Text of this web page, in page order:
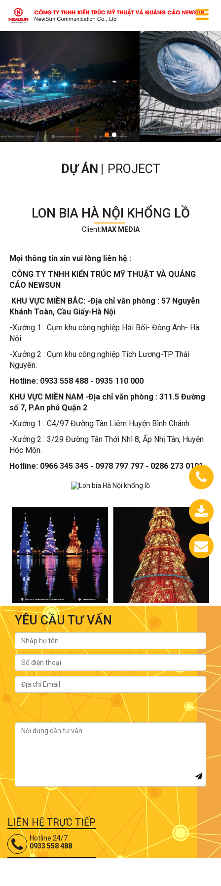
DỰ ÁN PROJECT
LON BIA HÀ NỘI KHỔNG LỒ
Client: MAX MEDIA
Mọi thông tin xin vui lòng liên hệ :
CÔNG TY TNHH KIẾN TRÚC MỸ THUẬT VÀ QUẢNG
CÁO NEWSUN
KHU VỰC MIỀN BẮC: -Địa chỉ văn phòng : 57 Nguyễn
Khánh Toàn, Cầu Giấy-Hà Nội
-Xưởng 1 : Cụm khu công nghiệp Hải Bối- Đông Anh- Hà
Nội
-Xưởng 2 : Cụm khu công nghiệp Tích Lương-TP Thái
Nguyên.
Hotline: 0933 558 488 - 0935 110 000
KHU VỰC MIỀN NAM -Địa chỉ văn phòng : 311.5 Đường
số 7, P.An phú Quận 2
-Xưởng 1 : C4/97 Đường Tân Liêm Huyện Bình Chánh
-Xưởng 2 : 3/29 Đường Tân Thới Nhì 8, Ấp Nhị Tân, Huyện
Hóc Môn.
Hotline: 0966 345 345 - 0978 797 797 - 0286 273 0101
YÊU CẦU TƯ VẤN
LIÊN HỆ TRỰC TIẾP
Hotline:24/7
0933 558 488
0933.558.488
Chát
với
chúng
tôi